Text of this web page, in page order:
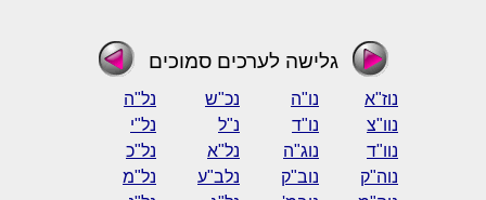
גלישה לערכים סמוכים
נוז"א נו"ה נכ"ש
נל"ה
נוו"צ
נו"ד נ"ל
נל"י
נוו"ד
נוג"ה נל"א
נל"כ
נוה"ק
נוב"ק נלב"ע
נל"מ